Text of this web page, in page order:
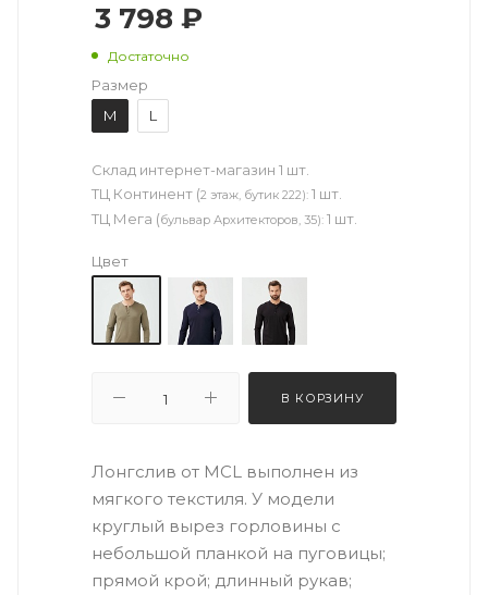
3 798 ₽
Достаточно
Размер
M
L
Склад интернет-магазин 1 шт.
ТЦ Континент (2 этаж, бутик 222): 1 шт.
ТЦ Мега (бульвар Архитекторов, 35): 1 шт.
Цвет
В КОРЗИНУ
Лонгслив от MCL выполнен из
мягкого текстиля. У модели
круглый вырез горловины с
небольшой планкой на пуговицы;
прямой крой; длинный рукав;